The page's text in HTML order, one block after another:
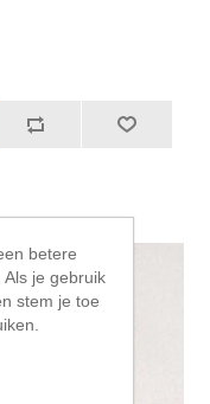
betere
je gebruik
stem je toe